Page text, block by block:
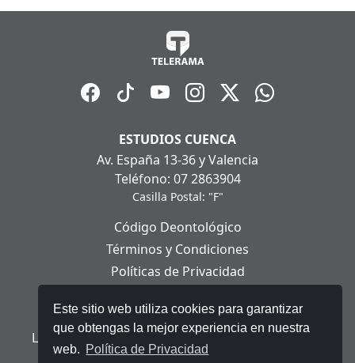
Este sitio web utiliza cookies para garantizar
que obtengas la mejor experiencia en nuestra
web. Política de Privacidad
ESTUDIOS CUENCA
Av. España 13-36 y Valencia
Teléfono: 07 2863904
Casilla Postal: "F"
Código Deontológico
Términos y Condiciones
Políticas de Privacidad
Aviso Legal
Ley Orgánica de Protección de Datos Personales